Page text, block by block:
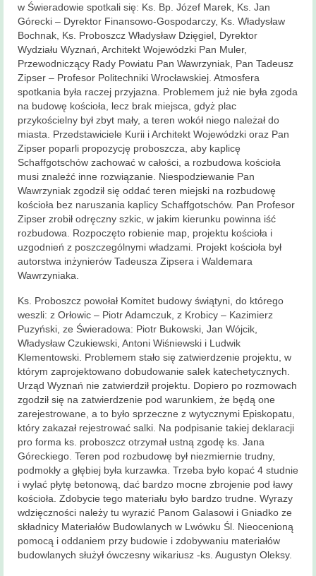
w Świeradowie spotkali się: Ks. Bp. Józef Marek, Ks. Jan
Górecki – Dyrektor Finansowo-Gospodarczy, Ks. Władysław
Bochnak, Ks. Proboszcz Władysław Dzięgiel, Dyrektor
Wydziału Wyznań, Architekt Wojewódzki Pan Muler,
Przewodniczący Rady Powiatu Pan Wawrzyniak, Pan Tadeusz
Zipser – Profesor Politechniki Wrocławskiej. Atmosfera
spotkania była raczej przyjazna. Problemem już nie była zgoda
na budowę kościoła, lecz brak miejsca, gdyż plac
przykościelny był zbyt mały, a teren wokół niego należał do
miasta. Przedstawiciele Kurii i Architekt Wojewódzki oraz Pan
Zipser poparli propozycję proboszcza, aby kaplicę
Schaffgotschów zachować w całości, a rozbudowa kościoła
musi znaleźć inne rozwiązanie. Niespodziewanie Pan
Wawrzyniak zgodził się oddać teren miejski na rozbudowę
kościoła bez naruszania kaplicy Schaffgotschów. Pan Profesor
Zipser zrobił odręczny szkic, w jakim kierunku powinna iść
rozbudowa. Rozpoczęto robienie map, projektu kościoła i
uzgodnień z poszczególnymi władzami. Projekt kościoła był
autorstwa inżynierów Tadeusza Zipsera i Waldemara
Wawrzyniaka.
Ks. Proboszcz powołał Komitet budowy świątyni, do którego
weszli: z Orłowic – Piotr Adamczuk, z Krobicy – Kazimierz
Puzyński, ze Świeradowa: Piotr Bukowski, Jan Wójcik,
Władysław Czukiewski, Antoni Wiśniewski i Ludwik
Klementowski. Problemem stało się zatwierdzenie projektu, w
którym zaprojektowano dobudowanie salek katechetycznych.
Urząd Wyznań nie zatwierdził projektu. Dopiero po rozmowach
zgodził się na zatwierdzenie pod warunkiem, że będą one
zarejestrowane, a to było sprzeczne z wytycznymi Episkopatu,
który zakazał rejestrować salki. Na podpisanie takiej deklaracji
pro forma ks. proboszcz otrzymał ustną zgodę ks. Jana
Góreckiego. Teren pod rozbudowę był niezmiernie trudny,
podmokły a głębiej była kurzawka. Trzeba było kopać 4 studnie
i wylać płytę betonową, dać bardzo mocne zbrojenie pod ławy
kościoła. Zdobycie tego materiału było bardzo trudne. Wyrazy
wdzięczności należy tu wyrazić Panom Galasowi i Gniadko ze
składnicy Materiałów Budowlanych w Lwówku Śl. Nieocenioną
pomocą i oddaniem przy budowie i zdobywaniu materiałów
budowlanych służył ówczesny wikariusz -ks. Augustyn Oleksy.